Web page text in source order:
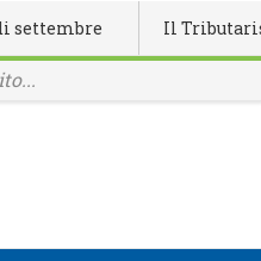
Il Tributarista n.